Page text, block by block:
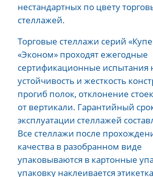
нестандартных по цвету
стеллажей.
Торговые стеллажи серий
«Эконом» проходят ежегодные
сертификационные испытания
устойчивость и жесткость
прогиб полок, отклонение
от вертикали. Гарантийный
эксплуатации стеллажей
Все стеллажи после
качества в разобранном виде
упаковываются в картонные
упаковку наклеивается